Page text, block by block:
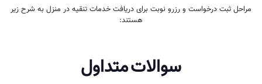
مراحل ثبت درخواست و رزرو نوبت برای دریافت خدمات تنقیه در منزل به شرح زیر
هستند:
سوالات متداول